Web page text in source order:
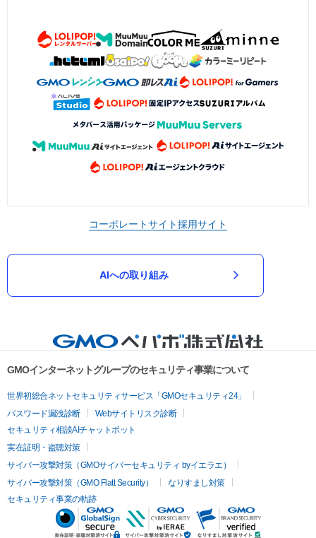
コーポレートサイト採用サイト
AIへの取り組み
GMOインターネットグループのセキュリティ事業について
世界初総合ネットセキュリティサービス「GMOセキュリティ24」
パスワード漏洩診断
Webサイトリスク診断
セキュリティ相談AIチャットボット
実在証明・盗聴対策
サイバー攻撃対策（GMOサイバーセキュリティ byイエラエ）
サイバー攻撃対策（GMO Flatt Security）
なりすまし対策
セキュリティ事業の軌跡